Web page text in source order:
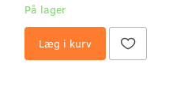
På lager
Læg i kurv